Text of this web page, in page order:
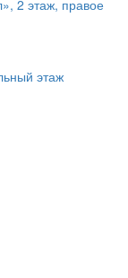
2 этаж, правое
этаж